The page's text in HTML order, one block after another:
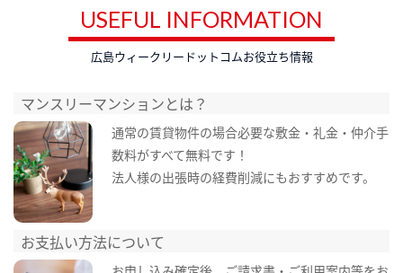
USEFUL INFORMATION
広島ウィークリードットコムお役立ち情報
マンスリーマンションとは？
通常の賃貸物件の場合必要な敷金・礼金・仲介手
数料がすべて無料です！
法人様の出張時の経費削減にもおすすめです。
お支払い方法について